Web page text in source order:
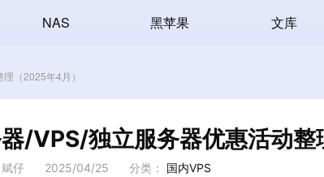
NAS 黑苹果 文库
（2025年4月）
/VPS/独立服务器优惠活动整
斌仔 2025/04/25 分类： 国内VPS